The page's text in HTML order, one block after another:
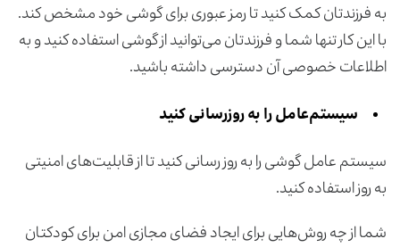
به فرزندتان کمک کنید تا رمز عبوری برای گوشی خود مشخص کند.
با این کار تنها شما و فرزندتان می‌توانید از گوشی استفاده کنید و به
اطلاعات خصوصی آن دسترسی داشته باشید.
سیستم‌عامل را به روزرسانی کنید
سیستم عامل گوشی را به روز رسانی کنید تا از قابلیت‌های امنیتی
به روز استفاده کنید.
شما از چه روش‌هایی برای ایجاد فضای مجازی امن برای کودکتان